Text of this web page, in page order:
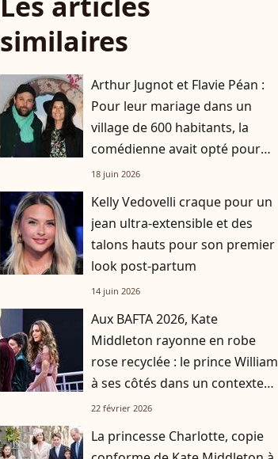
similaires
Arthur Jugnot et Flavie Péan :
Pour leur mariage dans un
village de 600 habitants, la
comédienne avait opté pour
une robe originale d'une
18 juin 2026
Kelly Vedovelli craque pour un
jean ultra-extensible et des
talons hauts pour son premier
look post-partum
14 juin 2026
Aux BAFTA 2026, Kate
Middleton rayonne en robe
rose recyclée : le prince William
à ses côtés dans un contexte
délicat pour la famille royale
22 février 2026
La princesse Charlotte, copie